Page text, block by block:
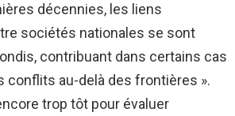
décennies, les liens
sociétés nationales se sont
contribuant dans certains cas
conflits au-delà des frontières ».
trop tôt pour évaluer